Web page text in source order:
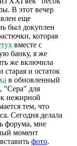
В этот вечер
еще
был докуплен
которая
вместе с
банку, я же
же включила
и остаток
в обновленный
"Сера" для
нежирной
тем, что
Сегодня делала
форума, мне
момент
фото.